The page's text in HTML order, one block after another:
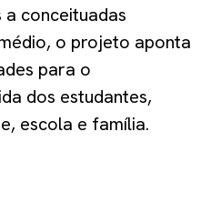
a conceituadas
o projeto aponta
para o
dos estudantes,
escola e família.